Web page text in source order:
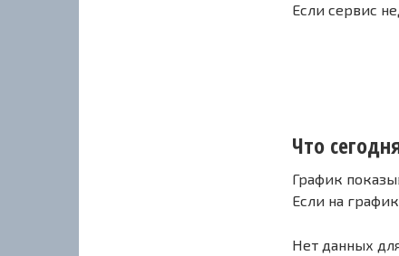
Если сервис
Что
График
Если на
Нет данных